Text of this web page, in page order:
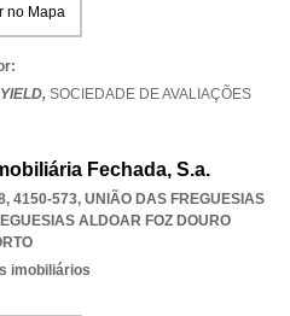
no Mapa
SOCIEDADE DE AVALIAÇÕES
Fechada, S.a.
4150-573, UNIÃO DAS FREGUESIAS
ALDOAR FOZ DOURO
imobiliários